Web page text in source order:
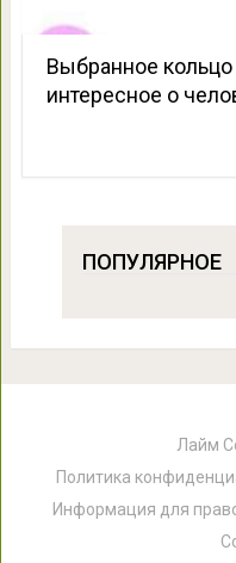
Выбранное
интересное о
ПОПУЛЯРНОЕ
Лайм
Политика
Информация для